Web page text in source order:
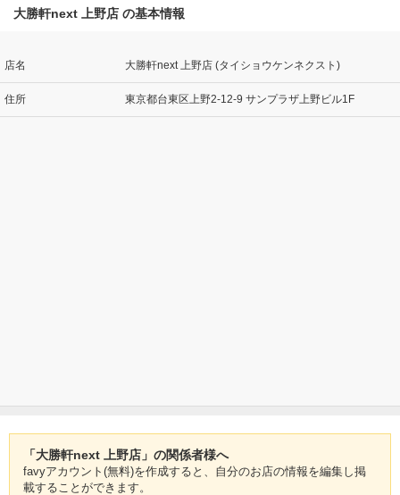
大勝軒next 上野店 の基本情報
店名 大勝軒next 上野店 (タイショウケンネクスト)
住所 東京都台東区上野2-12-9 サンプラザ上野ビル1F
「大勝軒next 上野店」の関係者様へ
favyアカウント(無料)を作成すると、自分のお店の情報を編集し掲
載することができます。